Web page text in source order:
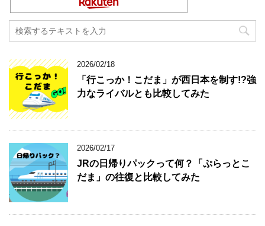
2026/02/18
「行こっか！こだま」が西日本を制す!?強
力なライバルとも比較してみた
2026/02/17
JRの日帰りパックって何？「ぷらっとこ
だま」の往復と比較してみた